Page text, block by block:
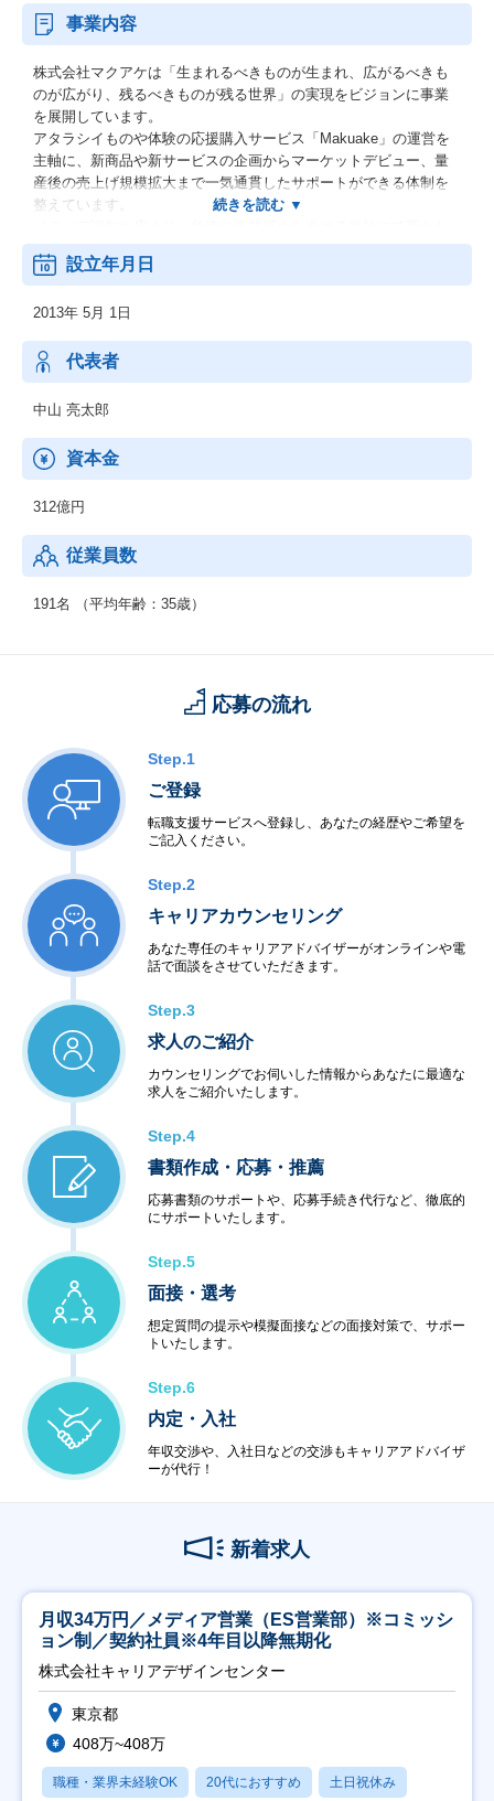
事業内容
株式会社マクアケは「生まれるべきものが生まれ、広がるべきも
のが広がり、残るべきものが残る世界」の実現をビジョンに事業
を展開しています。
アタラシイものや体験の応援購入サービス「Makuake」の運営を
主軸に、新商品や新サービスの企画からマーケットデビュー、量
産後の売上げ規模拡大まで一気通貫したサポートができる体制を
整えています。
仲間を積極的に募集しています。
設立年月日
2013年 5月 1日
代表者
中山 亮太郎
資本金
312億円
従業員数
191名 （平均年齢：35歳）
応募の流れ
Step.1
ご登録
転職支援サービスへ登録し、あなたの経歴やご希望を
ご記入ください。
Step.2
キャリアカウンセリング
あなた専任のキャリアアドバイザーがオンラインや電
話で面談をさせていただきます。
Step.3
求人のご紹介
カウンセリングでお伺いした情報からあなたに最適な
求人をご紹介いたします。
Step.4
書類作成・応募・推薦
応募書類のサポートや、応募手続き代行など、徹底的
にサポートいたします。
Step.5
面接・選考
想定質問の提示や模擬面接などの面接対策で、サポー
トいたします。
Step.6
内定・入社
年収交渉や、入社日などの交渉もキャリアアドバイザ
ーが代行！
新着求人
月収34万円／メディア営業（ES営業部）※コミッシ
ョン制／契約社員※4年目以降無期化
株式会社キャリアデザインセンター
東京都
408万~408万
職種・業界未経験OK 20代におすすめ 土日祝休み